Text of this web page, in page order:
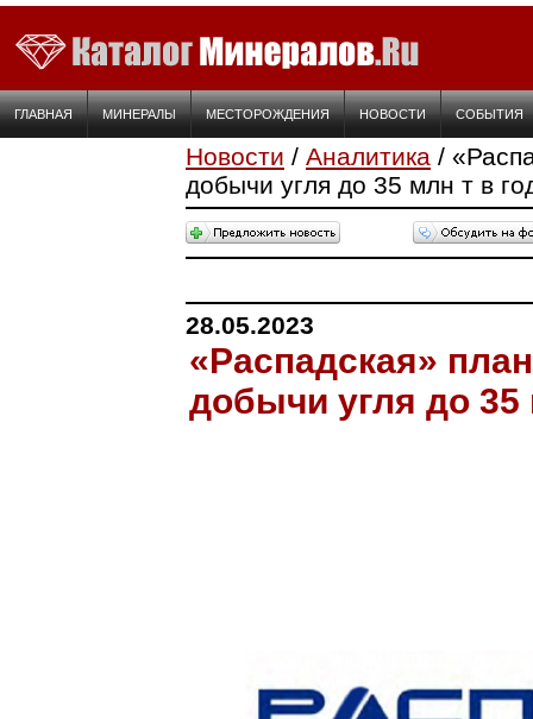
ГЛАВНАЯ МИНЕРАЛЫ МЕСТОРОЖДЕНИЯ НОВОСТИ СОБЫТИЯ
Новости / Аналитика /
добычи угля до 35 млн т в
28.05.2023
«Распадская»
добычи угля до 35